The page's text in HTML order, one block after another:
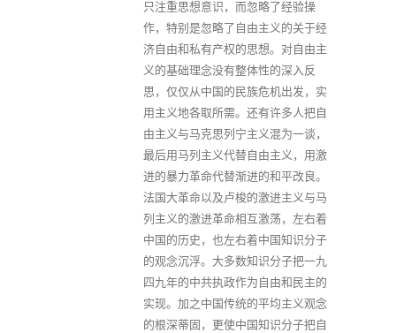
只注重思想意识，而忽略了经验操
作，特别是忽略了自由主义的关于经
济自由和私有产权的思想。对自由主
义的基础理念没有整体性的深入反
思，仅仅从中国的民族危机出发，实
用主义地各取所需。还有许多人把自
由主义与马克思列宁主义混为一谈，
最后用马列主义代替自由主义，用激
进的暴力革命代替渐进的和平改良。
法国大革命以及卢梭的激进主义与马
列主义的激进革命相互激荡，左右着
中国的历史，也左右着中国知识分子
的观念沉浮。大多数知识分子把一九
四九年的中共执政作为自由和民主的
实现。加之中国传统的平均主义观念
的根深蒂固，更使中国知识分子把自